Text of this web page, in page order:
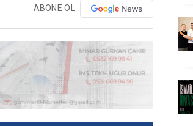
ABONE OL